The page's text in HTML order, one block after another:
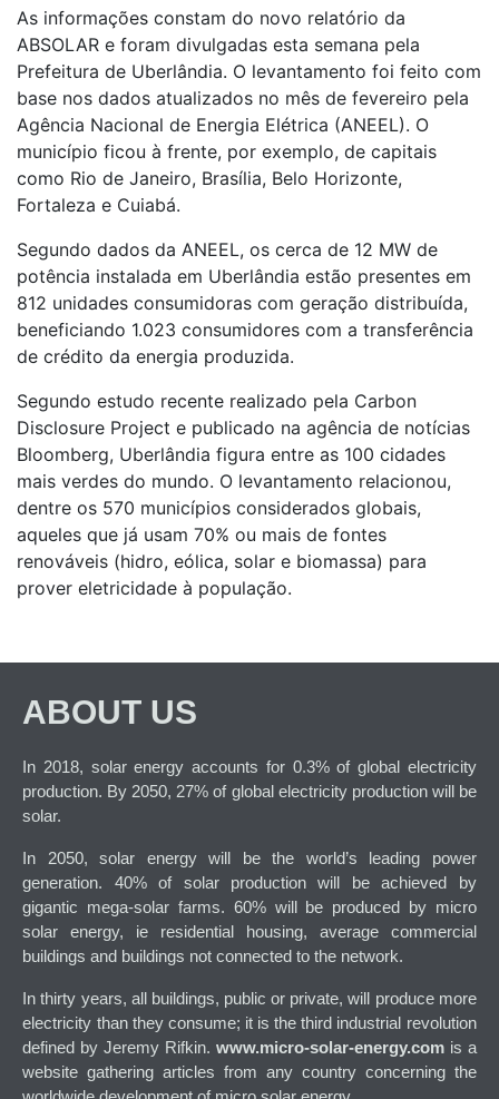
As informações constam do novo relatório da
ABSOLAR e foram divulgadas esta semana pela
Prefeitura de Uberlândia. O levantamento foi feito com
base nos dados atualizados no mês de fevereiro pela
Agência Nacional de Energia Elétrica (ANEEL). O
município ficou à frente, por exemplo, de capitais
como Rio de Janeiro, Brasília, Belo Horizonte,
Fortaleza e Cuiabá.
Segundo dados da ANEEL, os cerca de 12 MW de
potência instalada em Uberlândia estão presentes em
812 unidades consumidoras com geração distribuída,
beneficiando 1.023 consumidores com a transferência
de crédito da energia produzida.
Segundo estudo recente realizado pela Carbon
Disclosure Project e publicado na agência de notícias
Bloomberg, Uberlândia figura entre as 100 cidades
mais verdes do mundo. O levantamento relacionou,
dentre os 570 municípios considerados globais,
aqueles que já usam 70% ou mais de fontes
renováveis (hidro, eólica, solar e biomassa) para
prover eletricidade à população.
ABOUT US
In 2018, solar energy accounts for 0.3% of global electricity
production. By 2050, 27% of global electricity production will be
solar.
In 2050, solar energy will be the world’s leading power
generation. 40% of solar production will be achieved by
gigantic mega-solar farms. 60% will be produced by micro
solar energy, ie residential housing, average commercial
buildings and buildings not connected to the network.
In thirty years, all buildings, public or private, will produce more
electricity than they consume; it is the third industrial revolution
defined by Jeremy Rifkin. www.micro-solar-energy.comis a
website gathering articles from any country concerning the